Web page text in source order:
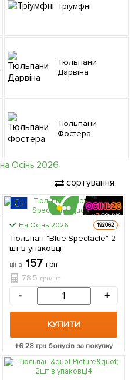
Тріумфні
Тюльпани
Дарвіна
Тюльпани
Фостера
сортування
На Осінь-2026 192062
Тюльпан "Blue Spectacle" 2
шт в упаковці
ціна 157 грн
78.5 грн/шт
- +
КУПИТИ
+6.28грн бонусів за покупку